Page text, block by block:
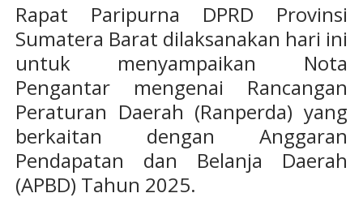
Rapat Paripurna DPRD Provinsi
Sumatera Barat dilaksanakan hari ini
untuk menyampaikan Nota
Pengantar mengenai Rancangan
Peraturan Daerah (Ranperda) yang
berkaitan dengan Anggaran
Pendapatan dan Belanja Daerah
(APBD) Tahun 2025.